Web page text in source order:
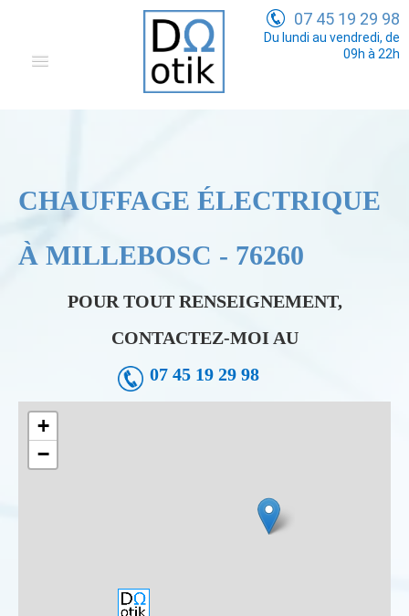
07 45 19 29 98
Du lundi au vendredi, de
09h à 22h
CHAUFFAGE ÉLECTRIQUE
À MILLEBOSC - 76260
POUR TOUT RENSEIGNEMENT,
CONTACTEZ-MOI AU
07 45 19 29 98
+
−